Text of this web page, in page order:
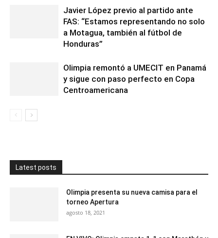
Javier López previo al partido ante
FAS: “Estamos representando no solo
a Motagua, también al fútbol de
Honduras”
Olimpia remontó a UMECIT en Panamá
y sigue con paso perfecto en Copa
Centroamericana
Latest posts
Olimpia presenta su nueva camisa para el
torneo Apertura
agosto 18, 2021